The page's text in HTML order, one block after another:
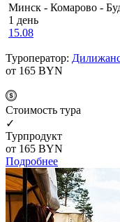
Минск - Комарово -
1 день
15.08
Туроператор:
от 165 BYN
Cтоимость тура
✓
Турпродукт
от 165 BYN
Подробнее